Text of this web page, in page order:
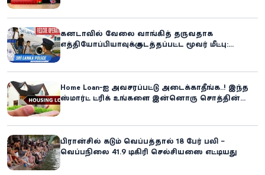
கனடாவில் வேலை வாங்கித் தருவதாக
எத்தியோப்பியாவுக்கு கடத்தப்பட்ட மூவர் மீட்பு:
Home Loan-ஐ அவசரப்பட்டு அடைக்காதீங்க..! இந்த
ஸ்மார்ட் ட்ரிக் உங்களை இன்னொரு சொத்தின்
பிரான்சில் கடும் வெப்பத்தால் 18 பேர் பலி –
வெப்பநிலை 41.9 டிகிரி செல்சியஸை எட்டியது